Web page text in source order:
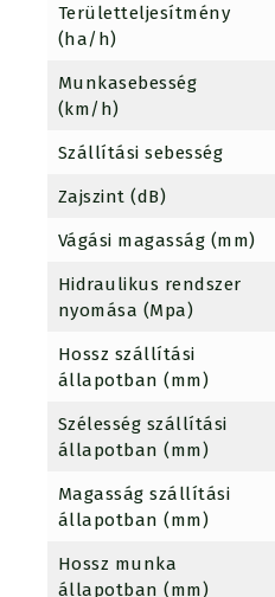
Területteljesítmény
(ha/h)
Munkasebesség
(km/h)
Szállítási sebesség
Zajszint (dB)
Vágási magasság (mm)
Hidraulikus rendszer
nyomása (Mpa)
Hossz szállítási
állapotban (mm)
Szélesség szállítási
állapotban (mm)
Magasság szállítási
állapotban (mm)
Hossz munka
állapotban (mm)